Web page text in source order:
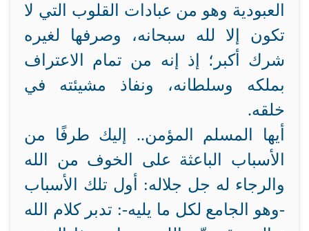
العبودية وهو من عبادات القلوب التي لا
تكون إلا لله سبحانه، وصرفها لغيره
شرك أكبر؛ إذ إنه من تمام الاعتراف
بملكه وسلطانه، ونفاذ مشيئته في
خلقه.
أيها المسلم المؤمن.. إليك طرفًا من
الأسباب الباعثة على الخوف من الله
والرجاء له جل جلاله: أول تلك الأسباب
-وهو الجامع لكل ما يليه-: تدبر كلام الله